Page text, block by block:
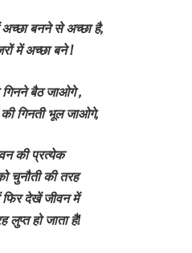
बनने से अच्छा है,
में अच्छा बने !
बैठ जाओगे ,
की गिनती भूल जाओगे,
की प्रत्येक
चुनौती की तरह
फिर देखें जीवन में
लुप्त हो जाता है!